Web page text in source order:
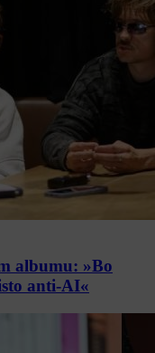
albumu: »Bo
anti-AI«